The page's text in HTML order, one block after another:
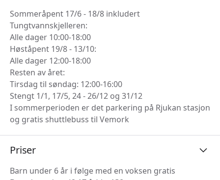
Sommeråpent 17/6 - 18/8 inkludert
Tungtvannskjelleren:
Alle dager 10:00-18:00
Høståpent 19/8 - 13/10:
Alle dager 12:00-18:00
Resten av året:
Tirsdag til søndag: 12:00-16:00
Stengt 1/1, 17/5, 24 - 26/12 og 31/12
I sommerperioden er det parkering på Rjukan stasjon
og gratis shuttlebuss til Vemork
Priser
Barn under 6 år i følge med en voksen gratis